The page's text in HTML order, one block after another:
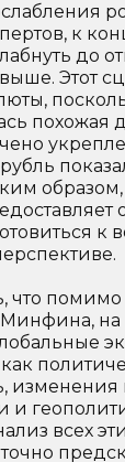
к
до
Этот
похожая
образом,
к
что
на
и
всех